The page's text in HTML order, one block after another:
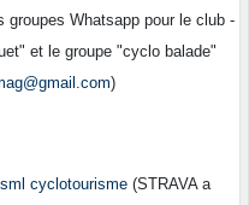
Whatsapp pour le club -
et le groupe "cyclo balade"
)
cyclotourisme (STRAVA a